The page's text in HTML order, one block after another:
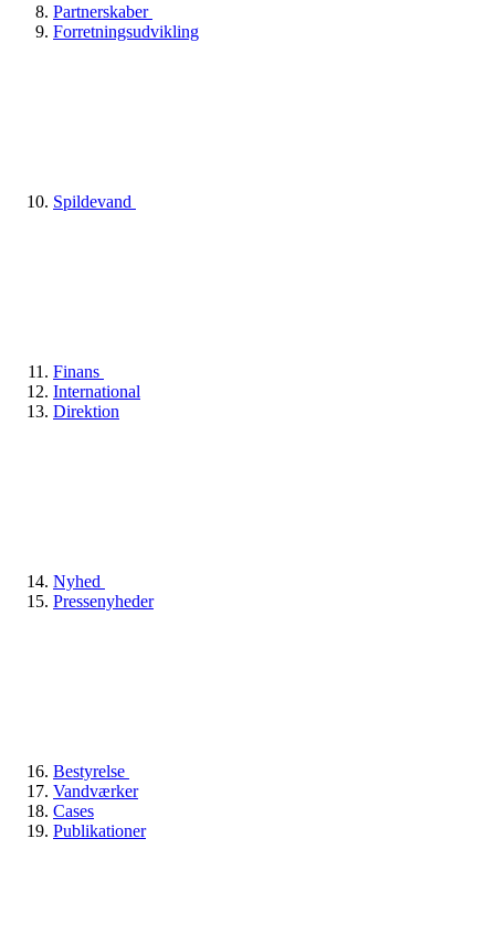
Partnerskaber
Forretningsudvikling
Spildevand
Finans
International
Direktion
Nyhed
Pressenyheder
Bestyrelse
Vandværker
Cases
Publikationer